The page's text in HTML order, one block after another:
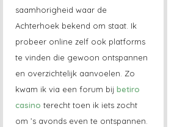
saamhorigheid waar de
Achterhoek bekend om staat. Ik
probeer online zelf ook platforms
te vinden die gewoon ontspannen
en overzichtelijk aanvoelen. Zo
kwam ik via een forum bij betiro
casino terecht toen ik iets zocht
om ’s avonds even te ontspannen.